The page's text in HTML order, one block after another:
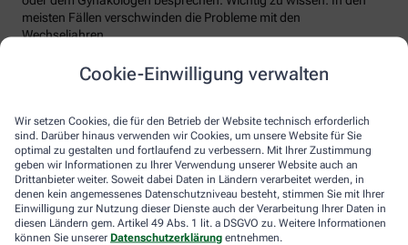
Cookie-Einwilligung verwalten
Wir setzen Cookies, die für den Betrieb der Website technisch erforderlich
sind. Darüber hinaus verwenden wir Cookies, um unsere Website für Sie
optimal zu gestalten und fortlaufend zu verbessern. Mit Ihrer Zustimmung
geben wir Informationen zu Ihrer Verwendung unserer Website auch an
Drittanbieter weiter. Soweit dabei Daten in Ländern verarbeitet werden, in
denen kein angemessenes Datenschutzniveau besteht, stimmen Sie mit Ihrer
Einwilligung zur Nutzung dieser Dienste auch der Verarbeitung Ihrer Daten in
diesen Ländern gem. Artikel 49 Abs. 1 lit. a DSGVO zu. Weitere Informationen
können Sie unserer Datenschutzerklärung entnehmen.
meisten Fällen verschwinden die Probleme mit den
Wechseljahren.
Voraussetzung für eine erfolgreiche Behandlung ist allerdings
immer, dass die Endometriose auch als solche erkannt wird.
nehmen und ärztlich abklären lassen. Und sich auf keinen Fall
einreden lassen, sie seien normal.